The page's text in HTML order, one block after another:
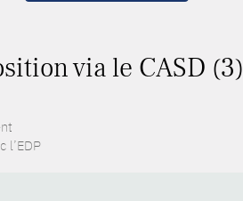
via le CASD (3)
l’EDP